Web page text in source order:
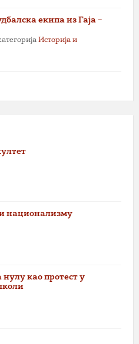
екипа из Гаја –
Историја и
национализму
као протест у